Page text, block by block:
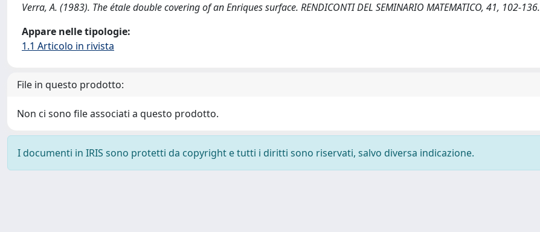
Verra, A. (1983). The étale double covering of an Enriques surface. RENDICONTI DEL SEMINARIO MATEMATICO, 41, 102-136.
Appare nelle tipologie:
1.1 Articolo in rivista
File in questo prodotto:
Non ci sono file associati a questo prodotto.
I documenti in IRIS sono protetti da copyright e tutti i diritti sono riservati, salvo diversa indicazione.